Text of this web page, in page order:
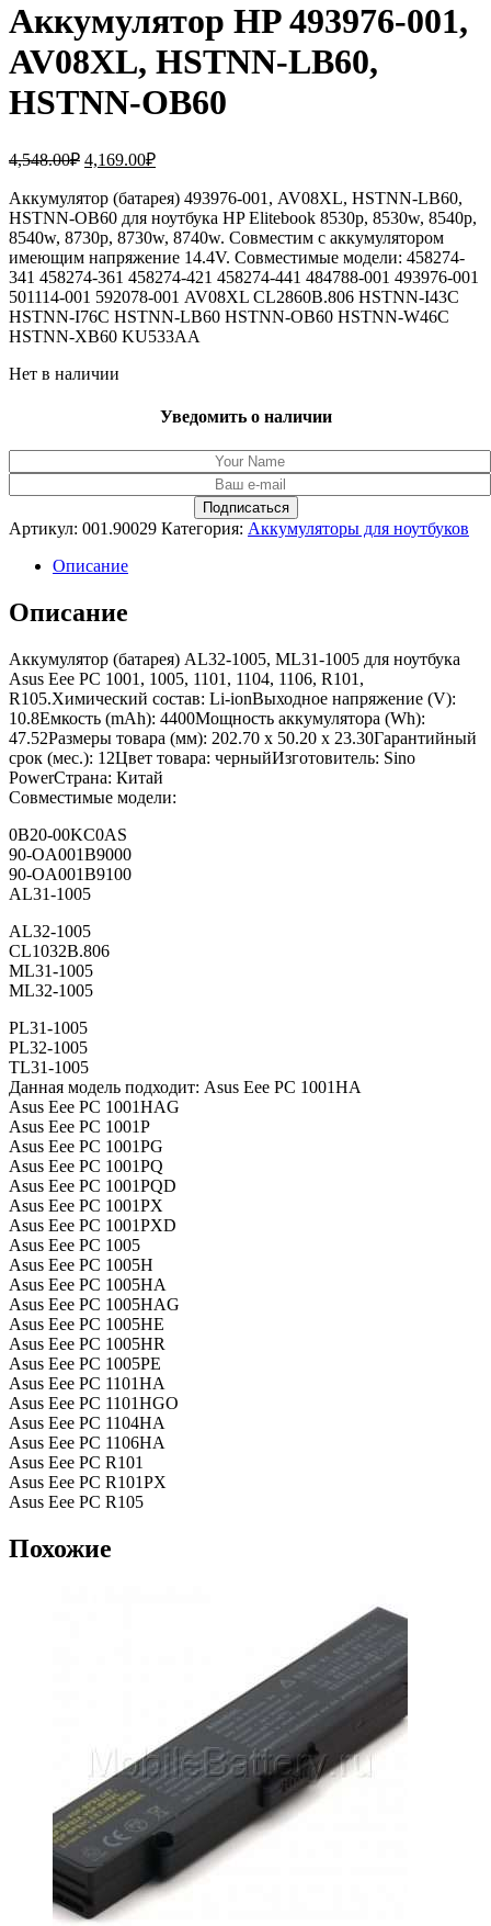
Аккумулятор HP 493976-001,
AV08XL, HSTNN-LB60,
HSTNN-OB60
4,548.00₽ Первоначальная
составляла
4,548.00₽.
4,169.00₽Текущая
4,169.00₽.
Аккумулятор (батарея) 493976-001, AV08XL, HSTNN-LB60,
HSTNN-OB60 для ноутбука HP Elitebook 8530p, 8530w, 8540p,
8540w, 8730p, 8730w, 8740w. Совместим с аккумулятором
имеющим напряжение 14.4V. Совместимые модели: 458274-
341 458274-361 458274-421 458274-441 484788-001 493976-001
501114-001 592078-001 AV08XL CL2860B.806 HSTNN-I43C
HSTNN-I76C HSTNN-LB60 HSTNN-OB60 HSTNN-W46C
HSTNN-XB60 KU533AA
Нет в наличии
Уведомить о наличии
Артикул: 001.90029 Категория: Аккумуляторы для ноутбуков
Описание
Описание
Аккумулятор (батарея) AL32-1005, ML31-1005 для ноутбука
Asus Eee PC 1001, 1005, 1101, 1104, 1106, R101,
R105.Химический состав: Li-ionВыходное напряжение (V):
10.8Емкость (mAh): 4400Мощность аккумулятора (Wh):
47.52Размеры товара (мм): 202.70 x 50.20 x 23.30Гарантийный
срок (мес.): 12Цвет товара: черныйИзготовитель: Sino
PowerСтрана: Китай
Совместимые модели:
0B20-00KC0AS
90-OA001B9000
90-OA001B9100
AL31-1005
AL32-1005
CL1032B.806
ML31-1005
ML32-1005
PL31-1005
PL32-1005
TL31-1005
Данная модель подходит: Asus Eee PC 1001HA
Asus Eee PC 1001HAG
Asus Eee PC 1001P
Asus Eee PC 1001PG
Asus Eee PC 1001PQ
Asus Eee PC 1001PQD
Asus Eee PC 1001PX
Asus Eee PC 1001PXD
Asus Eee PC 1005
Asus Eee PC 1005H
Asus Eee PC 1005HA
Asus Eee PC 1005HAG
Asus Eee PC 1005HE
Asus Eee PC 1005HR
Asus Eee PC 1005PE
Asus Eee PC 1101HA
Asus Eee PC 1101HGO
Asus Eee PC 1104HA
Asus Eee PC 1106HA
Asus Eee PC R101
Asus Eee PC R101PX
Asus Eee PC R105
Похожие